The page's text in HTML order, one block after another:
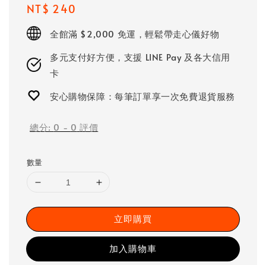
Regular
price
NT$ 240
全館滿 $2,000 免運，輕鬆帶走心儀好物
多元支付好方便，支援 LINE Pay 及各大信用
卡
安心購物保障：每筆訂單享一次免費退貨服務
總分: 0 - 0 評價
數量
立即購買
加入購物車